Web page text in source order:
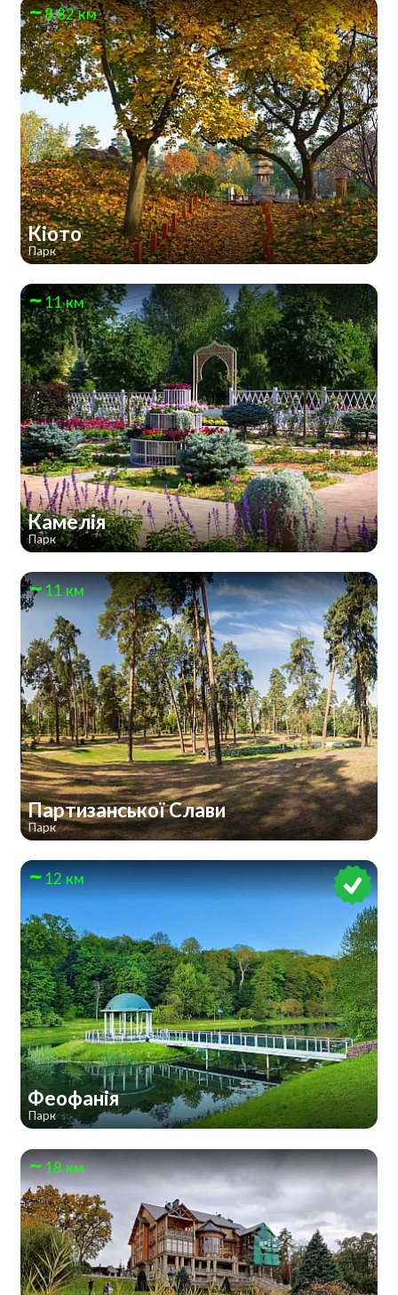
8.82 км
Кіото
Парк
11 км
Камелія
Парк
11 км
Партизанської Слави
Парк
12 км
Феофанія
Парк
18 км